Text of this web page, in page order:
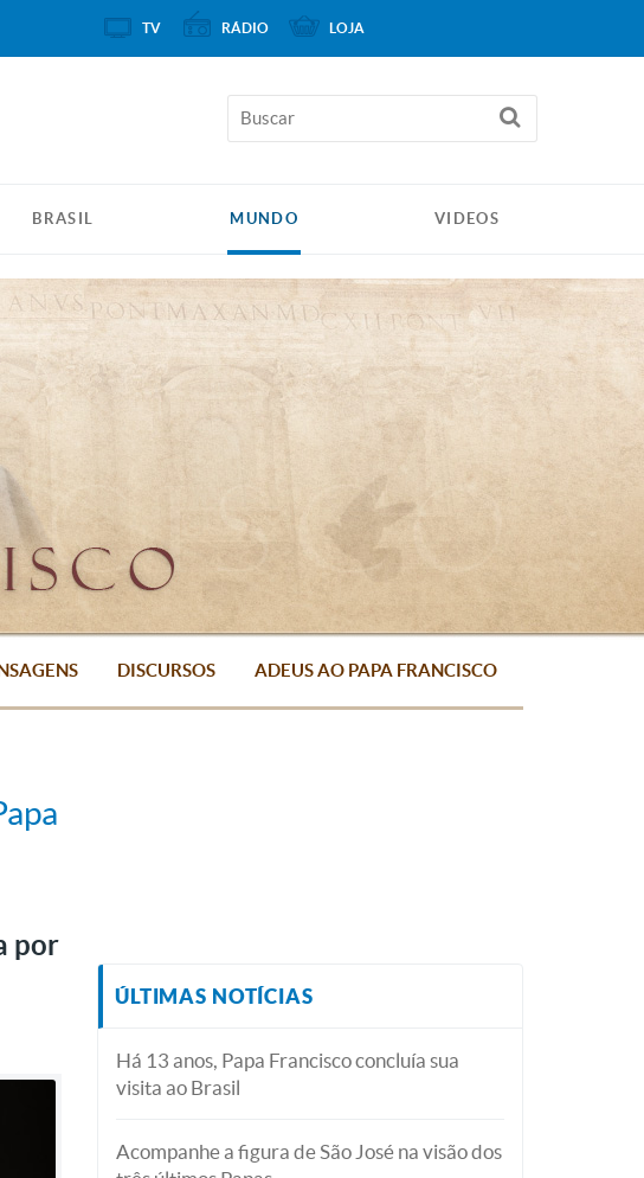
BRASIL MUNDO VIDEOS
DISCURSOS ADEUS AO PAPA FRANCISCO
por
ÚLTIMAS NOTÍCIAS
Há 13 anos, Papa Francisco concluía sua
visita ao Brasil
Acompanhe a figura de São José na visão dos
TV RÁDIO LOJA